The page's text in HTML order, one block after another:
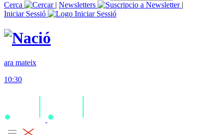
Cerca
| Newsletters
|
Iniciar Sessió
ara mateix
10:30